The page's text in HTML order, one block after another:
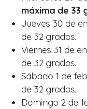
máxima de 33
Jueves 30 de
de 32 grados.
Viernes 31 de
de 32 grados.
Sábado 1 de
de 32 grados.
Domingo 2 de